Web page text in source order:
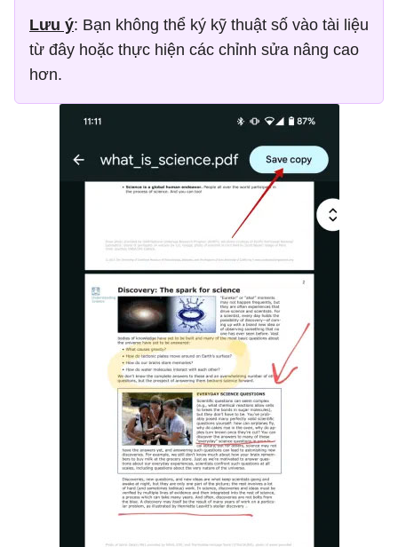
Lưu ý: Bạn không thể ký kỹ thuật số vào tài liệu
từ đây hoặc thực hiện các chỉnh sửa nâng cao
hơn.